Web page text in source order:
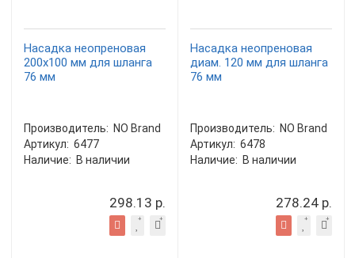
Насадка неопреновая
200x100 мм для шланга
76 мм
Производитель: NO Brand
Артикул: 6477
Наличие: В наличии
298.13 р.
Насадка неопреновая
диам. 120 мм для шланга
76 мм
Производитель: NO Brand
Артикул: 6478
Наличие: В наличии
278.24 р.